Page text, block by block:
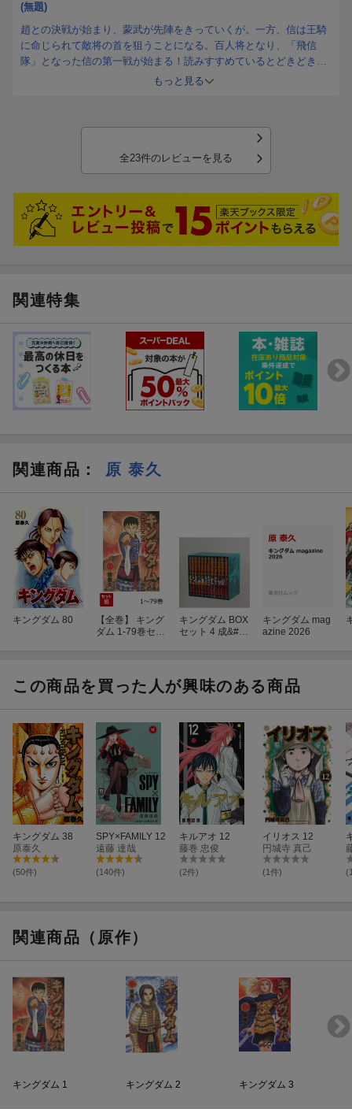
(無題)
趙との決戦が始まり、蒙武が先陣をきっていくが。一方、信は王騎
に命じられて敵将の首を狙うことになる。百人将となり、「飛信
隊」となった信の第一戦が始まる！読みすすめているとどきどきし
もっと見る
全23件のレビューを見る
関連特集
関連商品 ： 原 泰久
キングダム 80
【全巻】 キング
ダム 1-79巻セッ
キングダム BOX
セット 4 成&#34
戦い
キングダム mag
azine 2026
この商品を買った人が興味のある商品
キングダム 38
原泰久
(50件)
SPY×FAMILY 12
遠藤 達哉
(140件)
キルアオ 12
藤巻 忠俊
(2件)
イリオス 12
円城寺 真己
(1件)
関連商品（原作）
キングダム 1 キングダム 2 キングダム 3